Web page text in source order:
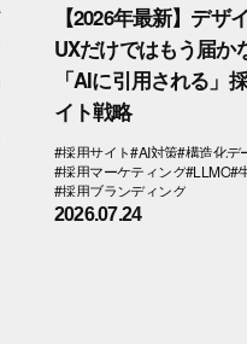
【2026年最新】デザ
UXだけではもう届か
「AIに引用される」
イト戦略
#採用サイト#AI対策#構造化デ
#採用マーケティング#LLMO#
#採用ブランディング
2026.07.24